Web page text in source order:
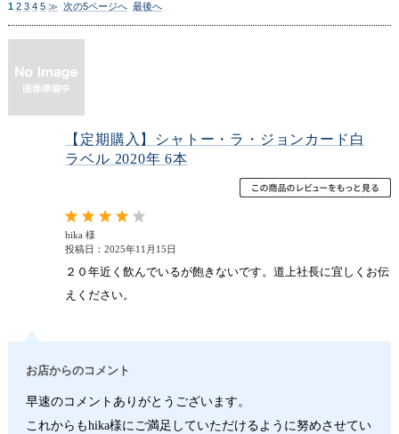
1 2 3 4 5 ≫ 次の5ページへ 最後へ
【定期購入】シャトー・ラ・ジョンカード白
ラベル 2020年 6本
hika 様
投稿日：2025年11月15日
２０年近く飲んでいるが飽きないです。道上社長に宜しくお伝
えください。
お店からのコメント
早速のコメントありがとうございます。
これからもhika様にご満足していただけるように努めさせてい